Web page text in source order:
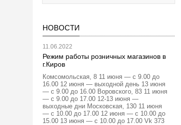
НОВОСТИ
11.06.2022
Режим работы розничных магазинов в
г.Киров
Комсомольская, 8 11 июня — с 9.00 до
16.00 12 июня — выходной день 13 июня
— с 9.00 до 16.00 Воровского, 83 11 июня
— с 9.00 до 17.00 12-13 июня —
выходные дни Московская, 130 11 июня
— с 10.00 до 17.00 12 июня — с 10.00 до
15.00 13 июня — с 10.00 до 17.00 Vk 373